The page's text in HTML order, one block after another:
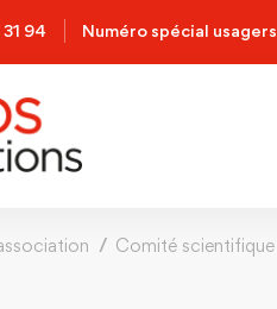
94 Numéro spécial usagers
Comité scientifique